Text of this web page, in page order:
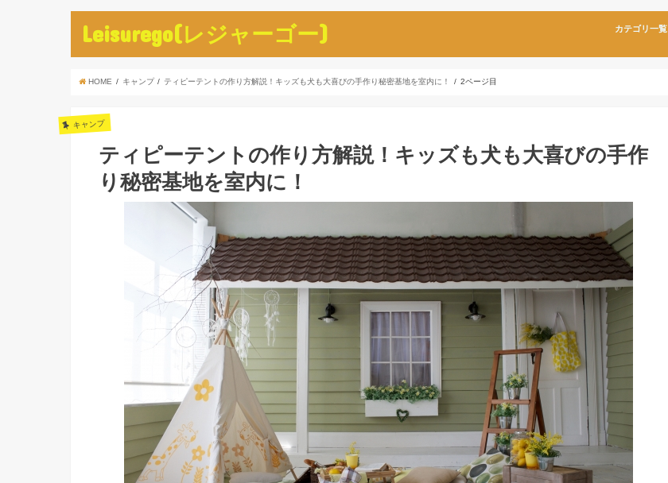
Leisurego(レジャーゴー) カテゴリ一覧
HOME キャンプ ティピーテントの作り方解説！キッズも犬も大喜びの手作り秘密基地を室内に！ 2ページ目
キャンプ
ティピーテントの作り方解説！キッズも犬も大喜びの手作
り秘密基地を室内に！